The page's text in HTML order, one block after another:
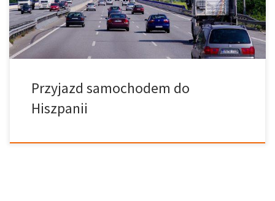
Islandii, Liechtensteinu, Andory lub Chorwacji, musisz posiadać
polisę ubezpieczeniową wraz z pokwitowaniem płatności, które
potwierdzać będzie […]
Przyjazd samochodem do
Hiszpanii